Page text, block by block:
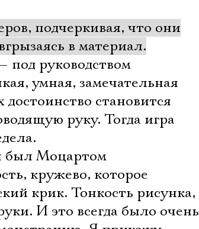
подчеркивая, что они
в материал.
под руководством
умная, замечательная
становится
руку. Тогда игра
был Моцартом
кружево, которое
крик. Тонкость рисунка,
И это всегда было очень